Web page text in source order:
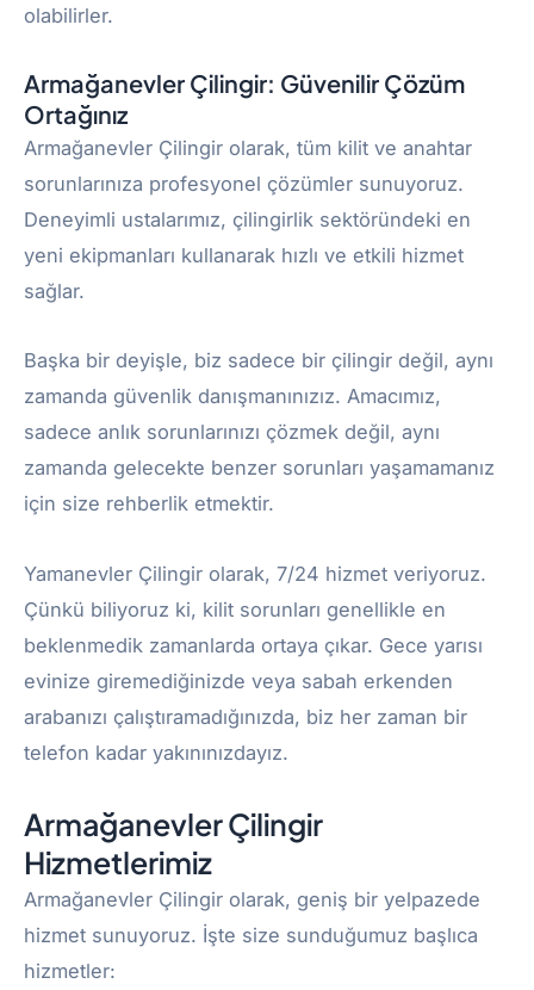
olabilirler.
Armağanevler Çilingir: Güvenilir Çözüm
Ortağınız
Armağanevler Çilingir olarak, tüm kilit ve anahtar
sorunlarınıza profesyonel çözümler sunuyoruz.
Deneyimli ustalarımız, çilingirlik sektöründeki en
yeni ekipmanları kullanarak hızlı ve etkili hizmet
sağlar.
Başka bir deyişle, biz sadece bir çilingir değil, aynı
zamanda güvenlik danışmanınızız. Amacımız,
sadece anlık sorunlarınızı çözmek değil, aynı
zamanda gelecekte benzer sorunları yaşamamanız
için size rehberlik etmektir.
Yamanevler Çilingir olarak, 7/24 hizmet veriyoruz.
Çünkü biliyoruz ki, kilit sorunları genellikle en
beklenmedik zamanlarda ortaya çıkar. Gece yarısı
evinize giremediğinizde veya sabah erkenden
arabanızı çalıştıramadığınızda, biz her zaman bir
telefon kadar yakınınızdayız.
Armağanevler Çilingir
Hizmetlerimiz
Armağanevler Çilingir olarak, geniş bir yelpazede
hizmet sunuyoruz. İşte size sunduğumuz başlıca
hizmetler: